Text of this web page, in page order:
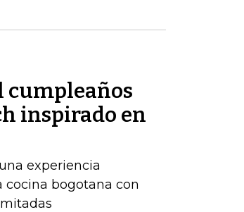
cumpleaños
inspirado en
experiencia
bogotana con